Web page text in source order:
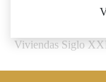
Viviendas Siglo